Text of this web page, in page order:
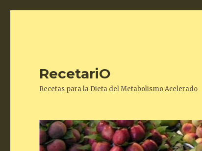
RecetariO
Recetas para la Dieta del Metabolismo Acelerado